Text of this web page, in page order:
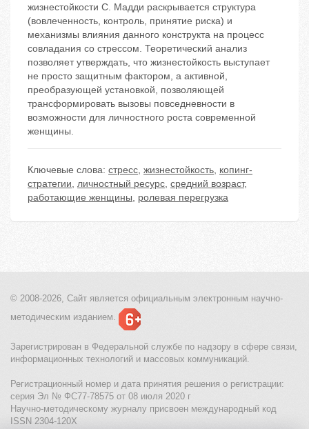
жизнестойкости С. Мадди раскрывается структура
(вовлеченность, контроль, принятие риска) и
механизмы влияния данного конструкта на процесс
совладания со стрессом. Теоретический анализ
позволяет утверждать, что жизнестойкость выступает
не просто защитным фактором, а активной,
преобразующей установкой, позволяющей
трансформировать вызовы повседневности в
возможности для личностного роста современной
женщины.
Ключевые слова: стресс, жизнестойкость, копинг-
стратегии, личностный ресурс, средний возраст,
работающие женщины, ролевая перегрузка
© 2008-2026, Сайт является официальным электронным научно-
методическим изданием.
Зарегистрирован в Федеральной службе по надзору в сфере связи,
информационных технологий и массовых коммуникаций.
Регистрационный номер и дата принятия решения о регистрации:
серия Эл № ФС77-78575 от 08 июля 2020 г
Научно-методическому журналу присвоен международный код
ISSN 2304-120X